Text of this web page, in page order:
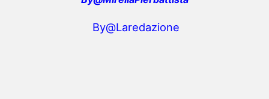
By@Laredazione